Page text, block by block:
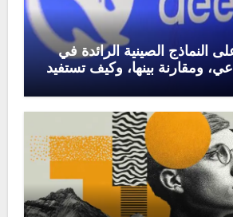
النماذج الصينية الرائدة في
ومقارنة بينها، وكيف تستفيد